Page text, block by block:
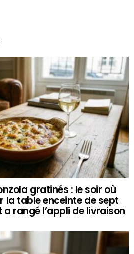
gratinés : le soir où
la table enceinte de sept
rangé l’appli de livraison